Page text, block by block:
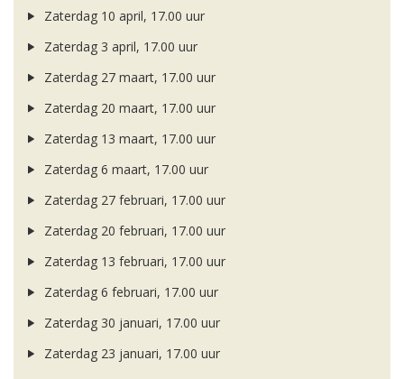
Zaterdag 10 april, 17.00 uur
Zaterdag 3 april, 17.00 uur
Zaterdag 27 maart, 17.00 uur
Zaterdag 20 maart, 17.00 uur
Zaterdag 13 maart, 17.00 uur
Zaterdag 6 maart, 17.00 uur
Zaterdag 27 februari, 17.00 uur
Zaterdag 20 februari, 17.00 uur
Zaterdag 13 februari, 17.00 uur
Zaterdag 6 februari, 17.00 uur
Zaterdag 30 januari, 17.00 uur
Zaterdag 23 januari, 17.00 uur